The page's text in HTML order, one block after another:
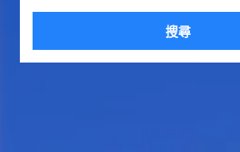
搜尋